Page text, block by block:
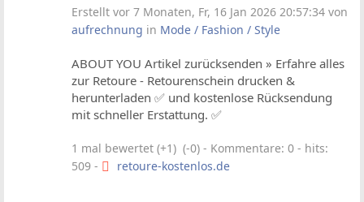
Erstellt vor 7 Monaten, Fr, 16 Jan 2026 20:57:34 von
aufrechnung in Mode / Fashion / Style
ABOUT YOU Artikel zurücksenden » Erfahre alles
zur Retoure - Retourenschein drucken &
herunterladen ✅ und kostenlose Rücksendung
mit schneller Erstattung. ✅
1 mal bewertet (+1) (-0)- Kommentare: 0 - hits:
509 -
retoure-kostenlos.de